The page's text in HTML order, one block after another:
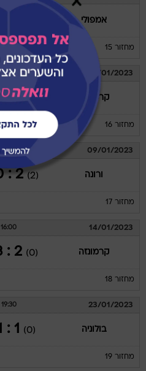
אמפולי
מחזור 15
04/01/2023
19:30
קרמונזה (0)
0 : 1
מחזור 16
09/01/2023
19:30
ורונה (2)
2 : 0
מחזור 17
14/01/2023
16:00
קרמונזה (0)
2 : 3
מחזור 18
23/01/2023
19:30
בולוניה (0)
1 : 1
מחזור 19